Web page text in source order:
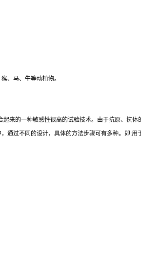
、马、牛等动植物。
来的一种敏感性很高的试验技术。由于抗原、抗体
通过不同的设计，具体的方法步骤可有多种。即:用